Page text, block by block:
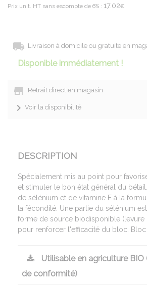
Prix unit. HT sans escompte de 6% : 17.02€
Livraison à domicile ou gratuite en
Disponible immédiatement !
Retrait direct en magasin
Voir la disponibilité
DESCRIPTION
Spécialement mis au point pour
et stimuler le bon état général du
de sélénium et de vitamine E à la
la fécondité. Une partie du sélénium
forme de source biodisponible (levure
pour renforcer l'efficacité du bloc. Bloc
Utilisable en agriculture
de conformité)